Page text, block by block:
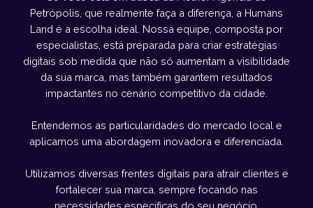
Petrópolis, que realmente faça a diferença, a Humans
Land é a escolha ideal. Nossa equipe, composta por
especialistas, está preparada para criar estratégias
digitais sob medida que não só aumentam a visibilidade
da sua marca, mas também garantem resultados
impactantes no cenário competitivo da cidade.
Entendemos as particularidades do mercado local e
aplicamos uma abordagem inovadora e diferenciada.
Utilizamos diversas frentes digitais para atrair clientes e
fortalecer sua marca, sempre focando nas